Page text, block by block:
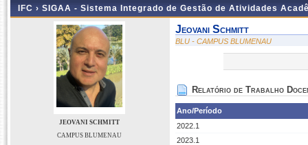
IFC › SIGAA - Sistema Integrado de Gestão de Atividades
JEOVANI SCHMITT
CAMPUS BLUMENAU
Jeovani Schmitt
BLU - CAMPUS BLUMENAU
Relatório de Trabalho
Ano/Período
2022.1
2023.1